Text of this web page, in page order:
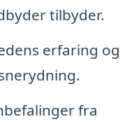
tilbyder.
erfaring og
fra